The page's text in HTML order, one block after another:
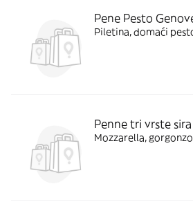
Pene Pesto
Piletina, domaći
Penne tri vrste sira
Mozzarella,